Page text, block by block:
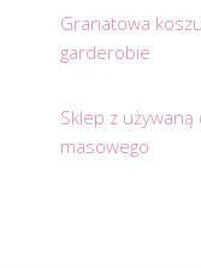
Granatowa
garderobie
Sklep z
masowego